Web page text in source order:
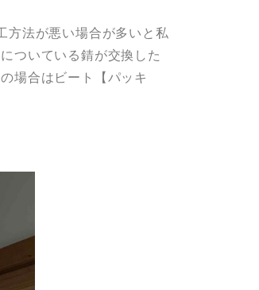
方法が悪い場合が多いと私
ついている錆が交換した
場合はビート【パッキ